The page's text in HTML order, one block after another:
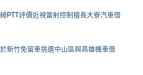
PTT評價近視雷射控制擅長大寮汽車借
新竹免留車挑選中山區與高雄機車借